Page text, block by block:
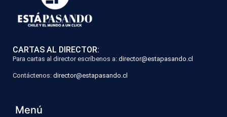
CARTAS AL DIRECTOR:
Para cartas al director escríbenos a: director@estapasando.cl
Contáctenos: director@estapasando.cl
Menú